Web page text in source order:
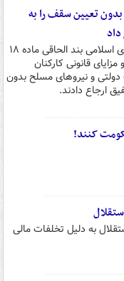
تعیین سقف را به
نمایندگان مجلس شورای اسلامی بند الحاقی ماده ۱۸
قانونی کارکنان
دولتی و نیروهای مسلح بدون
ارجاع دادند.
کنند!
به دلیل تخلفات مالی